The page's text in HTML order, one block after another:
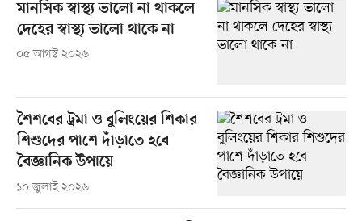
মানসিক স্বাস্থ্য ভালো না থাকলে
দেহের স্বাস্থ্য ভালো থাকে না
০৫ আগস্ট ২০২৬
শৈশবের ট্রমা ও বুলিংয়ের শিকার
শিশুদের পাশে দাঁড়াতে হবে
বৈজ্ঞানিক উপায়ে
১০ জুলাই ২০২৬